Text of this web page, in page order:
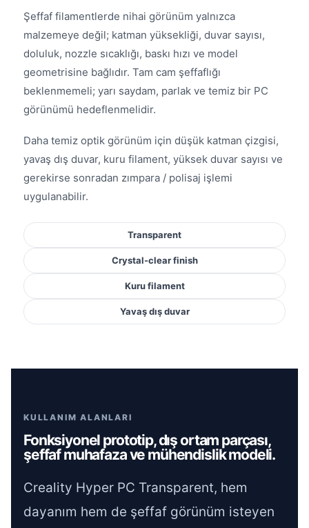
Şeffaf filamentlerde nihai görünüm yalnızca
malzemeye değil; katman yüksekliği, duvar sayısı,
doluluk, nozzle sıcaklığı, baskı hızı ve model
geometrisine bağlıdır. Tam cam şeffaflığı
beklenmemeli; yarı saydam, parlak ve temiz bir PC
görünümü hedeflenmelidir.
Daha temiz optik görünüm için düşük katman çizgisi,
yavaş dış duvar, kuru filament, yüksek duvar sayısı ve
gerekirse sonradan zımpara / polisaj işlemi
uygulanabilir.
Transparent
Crystal-clear finish
Kuru filament
Yavaş dış duvar
KULLANIM ALANLARI
Fonksiyonel prototip, dış ortam parçası,
şeffaf muhafaza ve mühendislik modeli.
Creality Hyper PC Transparent, hem
dayanım hem de şeffaf görünüm isteyen